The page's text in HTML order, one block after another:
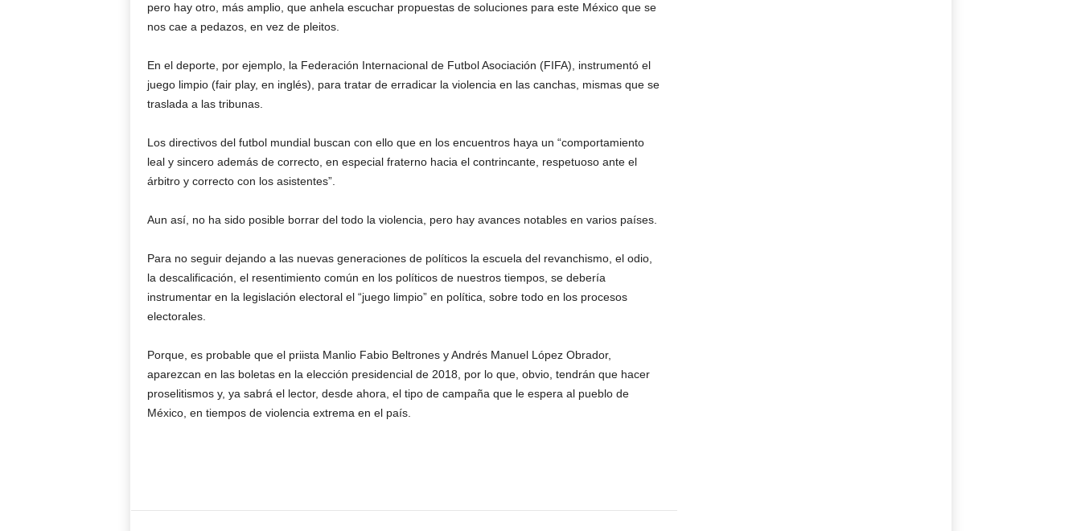
pero hay otro, más amplio, que anhela escuchar propuestas de soluciones para este México que se
nos cae a pedazos, en vez de pleitos.
En el deporte, por ejemplo, la Federación Internacional de Futbol Asociación (FIFA), instrumentó el
juego limpio (fair play, en inglés), para tratar de erradicar la violencia en las canchas, mismas que se
traslada a las tribunas.
Los directivos del futbol mundial buscan con ello que en los encuentros haya un “comportamiento
leal y sincero además de correcto, en especial fraterno hacia el contrincante, respetuoso ante el
árbitro y correcto con los asistentes”.
Aun así, no ha sido posible borrar del todo la violencia, pero hay avances notables en varios países.
Para no seguir dejando a las nuevas generaciones de políticos la escuela del revanchismo, el odio,
la descalificación, el resentimiento común en los políticos de nuestros tiempos, se debería
instrumentar en la legislación electoral el “juego limpio” en política, sobre todo en los procesos
electorales.
Porque, es probable que el priista Manlio Fabio Beltrones y Andrés Manuel López Obrador,
aparezcan en las boletas en la elección presidencial de 2018, por lo que, obvio, tendrán que hacer
proselitismos y, ya sabrá el lector, desde ahora, el tipo de campaña que le espera al pueblo de
México, en tiempos de violencia extrema en el país.